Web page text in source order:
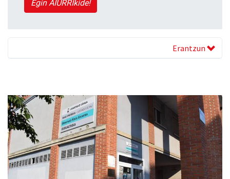
Egin AIURRIkide!
Erantzun